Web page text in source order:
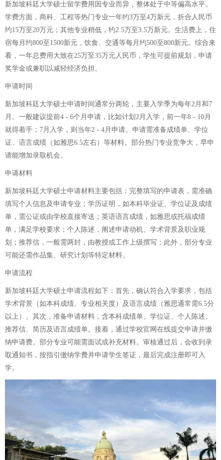
新加坡科廷大学硕士留学费用因专业而异，整体处于中等偏高水平。
学费方面，商科、工程等热门专业一年约3万至4万新元，折合人民币
约15万至20万元；其他专业稍低，约2.5万至3.5万新元。生活费上，住
宿每月约800至1500新元，饮食、交通等每月约500至800新元。综合来
看，一年总费用大致在25万至35万元人民币，学生可提前规划，申请
奖学金或兼职以减轻经济负担。
申请时间
新加坡科廷大学硕士申请时间通常分两轮，主要入学季为每年2月和7
月。一般建议提前4 - 6个月申请，比如计划2月入学，前一年8 - 10月
就得着手；7月入学，则当年2 - 4月申请。申请需准备成绩单、学位
证、语言成绩（如雅思6.5左右）等材料。部分热门专业竞争大，早申
请能增加录取机会。
申请材料
新加坡科廷大学硕士申请材料主要包括：完整填写的申请表，需准确
填写个人信息及申请专业；学历证明，如本科毕业证、学位证及成绩
单，需公证或由学校直接寄送；英语语言成绩，如雅思或托福成绩
单，满足学校要求；个人陈述，阐述申请动机、学术背景及职业规
划；推荐信，一般需两封，由教授或工作上级撰写；此外，部分专业
可能还需作品集、研究计划等特定材料。
申请流程
新加坡科廷大学硕士申请流程如下：首先，确认符合入学要求，包括
学术背景（如本科成绩、专业相关度）及语言成绩（雅思通常需6.5分
以上）。其次，准备申请材料，含本科成绩单、学位证、个人陈述、
推荐信、简历及语言成绩单。接着，通过学校官网在线提交申请并缴
纳申请费。部分专业可能需面试或补充材料。审核通过后，会收到录
取通知书，按指引缴纳学费并申请学生签证，最后完成注册即可入
学。